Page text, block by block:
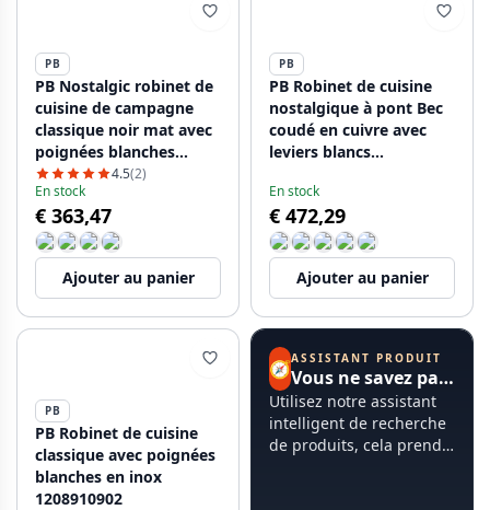
PB
PB Nostalgic robinet de
cuisine de campagne
classique noir mat avec
poignées blanches
12089539124.5(2)
En stock
€ 363,47
Ajouter au panier
PB
PB Robinet de cuisine
nostalgique à pont Bec
coudé en cuivre avec
leviers blancs
En stock
€ 472,29
Ajouter au panier
PB
PB Robinet de cuisine
classique avec poignées
blanches en inox
1208910902
🧭ASSISTANT PRODUIT
Vous ne savez pas par où commencer ?
Utilisez notre assistant
intelligent de recherche
de produits, cela prend